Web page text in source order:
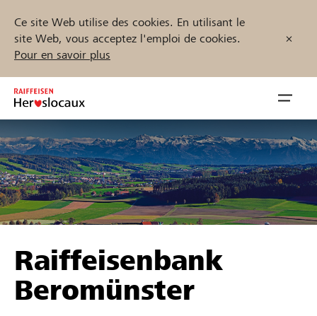
Ce site Web utilise des cookies. En utilisant le
site Web, vous acceptez l'emploi de cookies.
Pour en savoir plus
Inhalt
springen
öffnen
Parrainer
Soutien & assistance
Trouvez des projets et des organisations
Démarrez maintenant
Raiffeisenbank
Beromünster